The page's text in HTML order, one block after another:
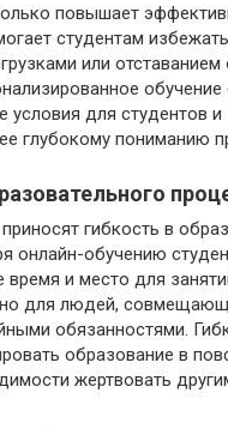
повышает
студентам
или отставанием
обучение
для студентов и
глубокому пониманию
гибкость в
онлайн-обучению
и место для
для людей,
обязанностями.
образование в
жертвовать